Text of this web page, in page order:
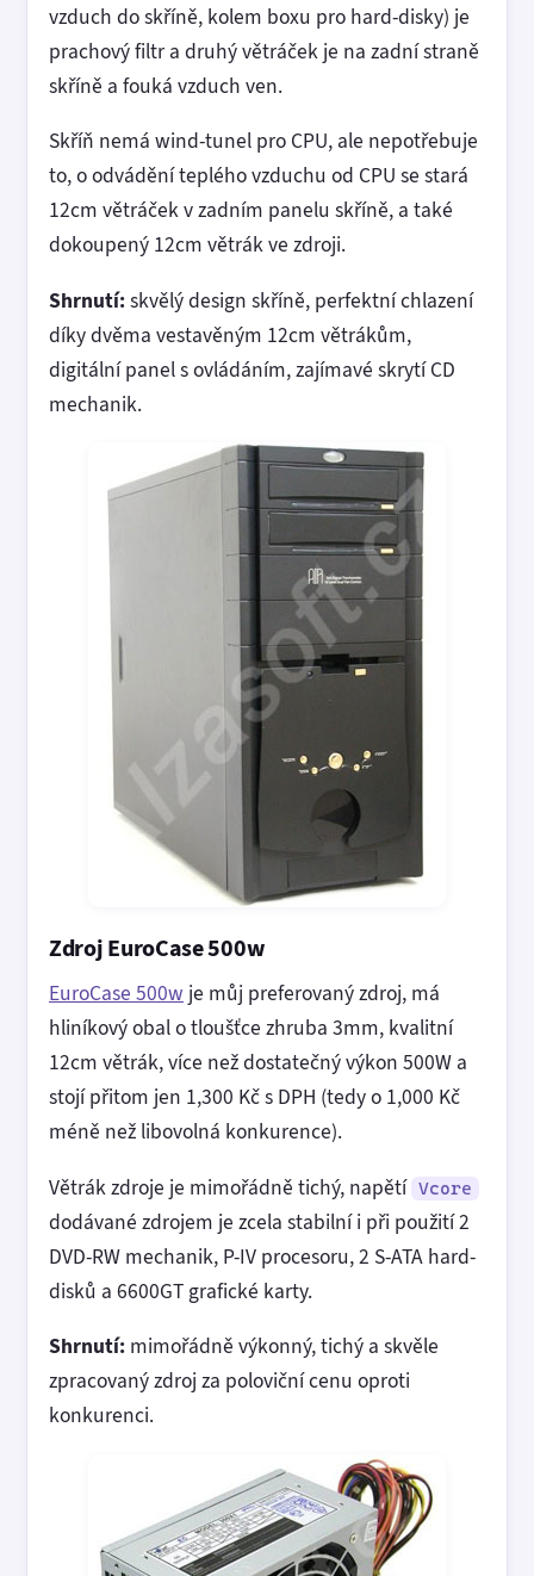
vzduch do skříně, kolem boxu pro hard-disky) je
prachový filtr a druhý větráček je na zadní straně
skříně a fouká vzduch ven.
Skříň nemá wind-tunel pro CPU, ale nepotřebuje
to, o odvádění teplého vzduchu od CPU se stará
12cm větráček v zadním panelu skříně, a také
dokoupený 12cm větrák ve zdroji.
Shrnutí:skvělý design skříně, perfektní chlazení
díky dvěma vestavěným 12cm větrákům,
digitální panel s ovládáním, zajímavé skrytí CD
mechanik.
Zdroj EuroCase 500w
EuroCase 500w je můj preferovaný zdroj, má
hliníkový obal o tloušťce zhruba 3mm, kvalitní
12cm větrák, více než dostatečný výkon 500W a
stojí přitom jen 1,300 Kč s DPH (tedy o 1,000 Kč
méně než libovolná konkurence).
Větrák zdroje je mimořádně tichý, napětí Vcore
dodávané zdrojem je zcela stabilní i při použití 2
DVD-RW mechanik, P-IV procesoru, 2 S-ATA hard-
disků a 6600GT grafické karty.
Shrnutí: mimořádně výkonný, tichý a skvěle
zpracovaný zdroj za poloviční cenu oproti
konkurenci.